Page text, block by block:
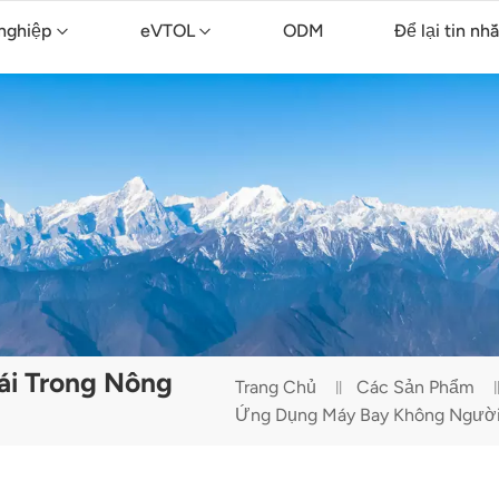
eVTOL ODM Để lại tin
Trong Nông
Trang Chủ
Các Sản Phẩm
Ứng Dụng Máy Bay Không